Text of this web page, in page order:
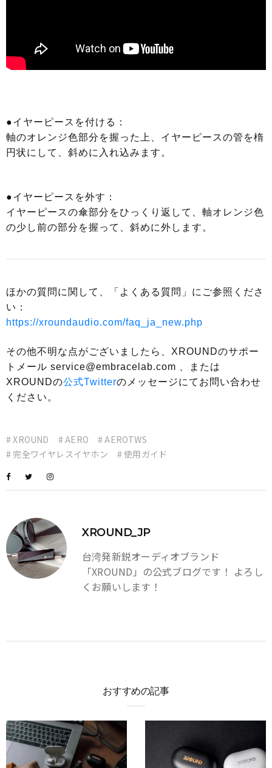
●イヤーピースを付ける：
軸のオレンジ色部分を握った上、イヤーピースの管を楕
円状にして、斜めに入れ込みます。
●イヤーピースを外す：
イヤーピースの傘部分をひっくり返して、軸オレンジ色
の少し前の部分を握って、斜めに外します。
ほかの質問に関して、「よくある質問」にご参照くださ
い：
https://xroundaudio.com/faq_ja_new.php
その他不明な点がございましたら、XROUNDのサポー
トメール service@embracelab.com 、または
XROUNDの公式Twitterのメッセージにてお問い合わせ
ください。
# XROUND # AERO
# AEROTWS
# 完全ワイヤレスイヤホン
# 使用ガイド
XROUND_JP
台湾発新鋭オーディオブランド
「XROUND」の公式ブログです！ よろし
くお願いします！
おすすめの記事